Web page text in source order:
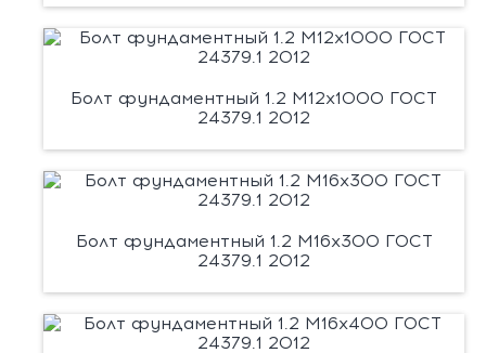
Болт фундаментный 1.2 М12х1000 ГОСТ
24379.1 2012
Болт фундаментный 1.2 М16х300 ГОСТ
24379.1 2012